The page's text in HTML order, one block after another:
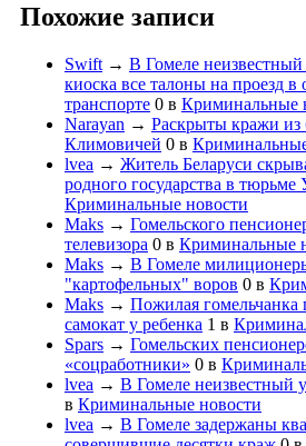
Похожие записи
Swift → В Гомеле
киоска все талоны на проезд
транспорте 0 в Криминальные
Narayan → Раскрыты кражи из
Климовичей 0 в
lvea → Житель Беларуси
родного государства в тюрьме
Криминальные новости
Maks → Гомельского
телевизора 0 в Криминальные
Maks → В Гомеле
"картофельных" воров 0 в
Maks → Пожилая гомельчанка
самокат у ребенка 1 в
Spars → Гомельских
«соцработники» 0 в
lvea → В Гомеле неизвестный
в Криминальные новости
lvea → В Гомеле задержаны